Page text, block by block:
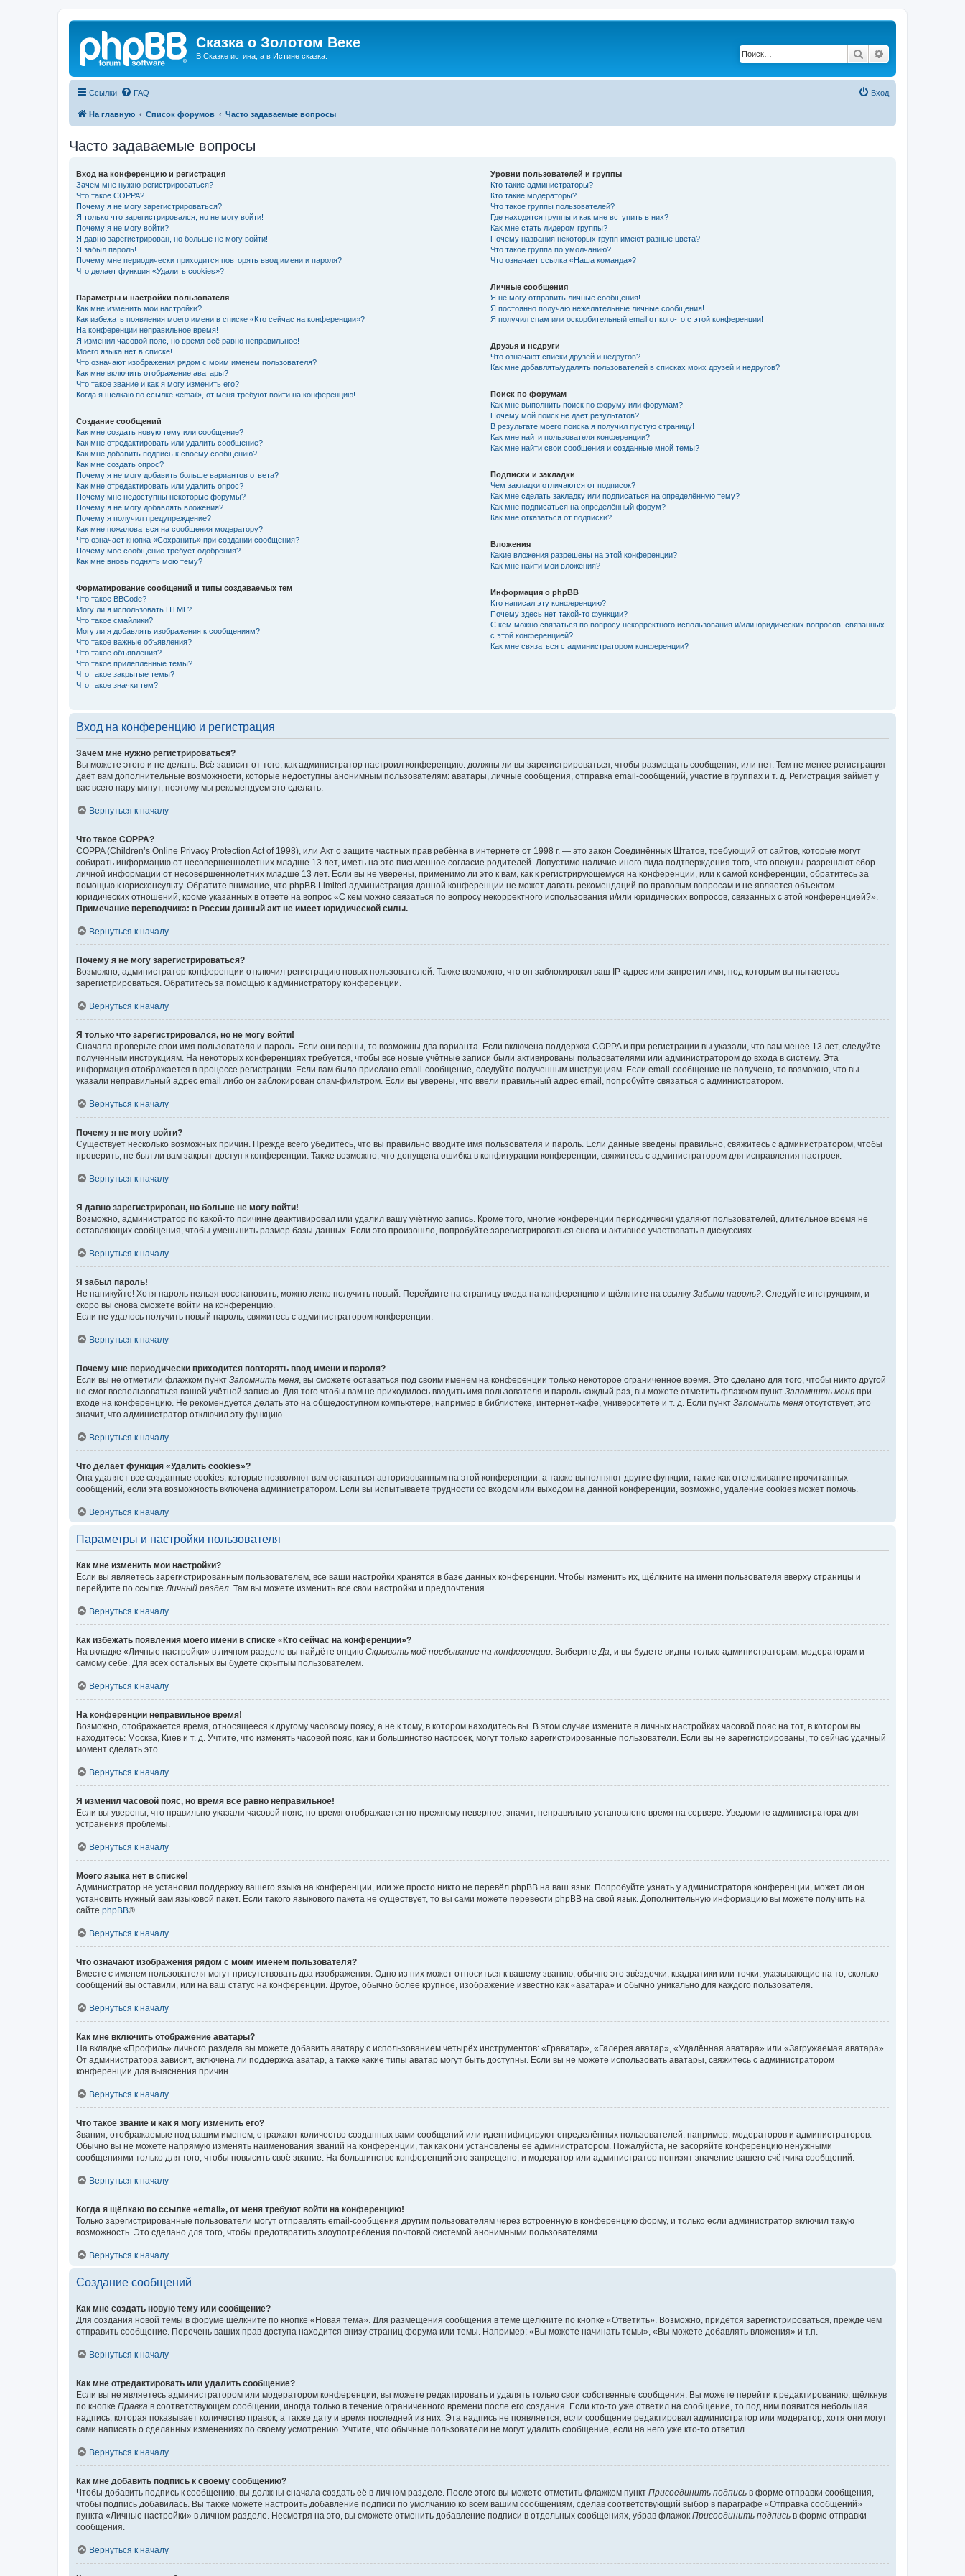
Сказка о Золотом Веке
В Сказке истина, а в Истине сказка. Поиск
Ссылки FAQ Вход
На главную Список форумов Часто задаваемые вопросы
Часто задаваемые вопросы
Вход на конференцию и регистрация
Зачем мне нужно регистрироваться?
Что такое COPPA?
Почему я не могу зарегистрироваться?
Я только что зарегистрировался, но не могу войти!
Почему я не могу войти?
Я давно зарегистрирован, но больше не могу войти!
Я забыл пароль!
Почему мне периодически приходится повторять ввод имени и пароля?
Что делает функция «Удалить cookies»?
Параметры и настройки пользователя
Как мне изменить мои настройки?
Как избежать появления моего имени в списке «Кто сейчас на конференции»?
На конференции неправильное время!
Я изменил часовой пояс, но время всё равно неправильное!
Моего языка нет в списке!
Что означают изображения рядом с моим именем пользователя?
Как мне включить отображение аватары?
Что такое звание и как я могу изменить его?
Когда я щёлкаю по ссылке «email», от меня требуют войти на конференцию!
Создание сообщений
Как мне создать новую тему или сообщение?
Как мне отредактировать или удалить сообщение?
Как мне добавить подпись к своему сообщению?
Как мне создать опрос?
Почему я не могу добавить больше вариантов ответа?
Как мне отредактировать или удалить опрос?
Почему мне недоступны некоторые форумы?
Почему я не могу добавлять вложения?
Почему я получил предупреждение?
Как мне пожаловаться на сообщения модератору?
Что означает кнопка «Сохранить» при создании сообщения?
Почему моё сообщение требует одобрения?
Как мне вновь поднять мою тему?
Форматирование сообщений и типы создаваемых тем
Что такое BBCode?
Могу ли я использовать HTML?
Что такое смайлики?
Могу ли я добавлять изображения к сообщениям?
Что такое важные объявления?
Что такое объявления?
Что такое прилепленные темы?
Что такое закрытые темы?
Что такое значки тем?
Уровни пользователей и группы
Кто такие администраторы?
Кто такие модераторы?
Что такое группы пользователей?
Где находятся группы и как мне вступить в них?
Как мне стать лидером группы?
Почему названия некоторых групп имеют разные цвета?
Что такое группа по умолчанию?
Что означает ссылка «Наша команда»?
Личные сообщения
Я не могу отправить личные сообщения!
Я постоянно получаю нежелательные личные сообщения!
Я получил спам или оскорбительный email от кого-то с этой конференции!
Друзья и недруги
Что означают списки друзей и недругов?
Как мне добавлять/удалять пользователей в списках моих друзей и недругов?
Поиск по форумам
Как мне выполнить поиск по форуму или форумам?
Почему мой поиск не даёт результатов?
В результате моего поиска я получил пустую страницу!
Как мне найти пользователя конференции?
Как мне найти свои сообщения и созданные мной темы?
Подписки и закладки
Чем закладки отличаются от подписок?
Как мне сделать закладку или подписаться на определённую тему?
Как мне подписаться на определённый форум?
Как мне отказаться от подписки?
Вложения
Какие вложения разрешены на этой конференции?
Как мне найти мои вложения?
Информация о phpBB
Кто написал эту конференцию?
Почему здесь нет такой-то функции?
С кем можно связаться по вопросу некорректного использования и/или юридических вопросов, связанных
с этой конференцией?
Как мне связаться с администратором конференции?
Вход на конференцию и регистрация
Зачем мне нужно регистрироваться?
Вы можете этого и не делать. Всё зависит от того, как администратор настроил конференцию: должны ли вы зарегистрироваться, чтобы размещать сообщения, или нет. Тем не менее регистрация
даёт вам дополнительные возможности, которые недоступны анонимным пользователям: аватары, личные сообщения, отправка email-сообщений, участие в группах и т. д. Регистрация займёт у
вас всего пару минут, поэтому мы рекомендуем это сделать.
Вернуться к началу
Что такое COPPA?
COPPA (Children’s Online Privacy Protection Act of 1998), или Акт о защите частных прав ребёнка в интернете от 1998 г. — это закон Соединённых Штатов, требующий от сайтов, которые могут
собирать информацию от несовершеннолетних младше 13 лет, иметь на это письменное согласие родителей. Допустимо наличие иного вида подтверждения того, что опекуны разрешают сбор
личной информации от несовершеннолетних младше 13 лет. Если вы не уверены, применимо ли это к вам, как к регистрирующемуся на конференции, или к самой конференции, обратитесь за
помощью к юрисконсульту. Обратите внимание, что phpBB Limited администрация данной конференции не может давать рекомендаций по правовым вопросам и не является объектом
юридических отношений, кроме указанных в ответе на вопрос «С кем можно связаться по вопросу некорректного использования и/или юридических вопросов, связанных с этой конференцией?».
Примечание переводчика: в России данный акт не имеет юридической силы.
Вернуться к началу
Почему я не могу зарегистрироваться?
Возможно, администратор конференции отключил регистрацию новых пользователей. Также возможно, что он заблокировал ваш IP-адрес или запретил имя, под которым вы пытаетесь
зарегистрироваться. Обратитесь за помощью к администратору конференции.
Вернуться к началу
Я только что зарегистрировался, но не могу войти!
Сначала проверьте свои имя пользователя и пароль. Если они верны, то возможны два варианта. Если включена поддержка COPPA и при регистрации вы указали, что вам менее 13 лет, следуйте
полученным инструкциям. На некоторых конференциях требуется, чтобы все новые учётные записи были активированы пользователями или администратором до входа в систему. Эта
информация отображается в процессе регистрации. Если вам было прислано email-сообщение, следуйте полученным инструкциям. Если email-сообщение не получено, то возможно, что вы
указали неправильный адрес email либо он заблокирован спам-фильтром. Если вы уверены, что ввели правильный адрес email, попробуйте связаться с администратором.
Вернуться к началу
Почему я не могу войти?
Существует несколько возможных причин. Прежде всего убедитесь, что вы правильно вводите имя пользователя и пароль. Если данные введены правильно, свяжитесь с администратором, чтобы
проверить, не был ли вам закрыт доступ к конференции. Также возможно, что допущена ошибка в конфигурации конференции, свяжитесь с администратором для исправления настроек.
Вернуться к началу
Я давно зарегистрирован, но больше не могу войти!
Возможно, администратор по какой-то причине деактивировал или удалил вашу учётную запись. Кроме того, многие конференции периодически удаляют пользователей, длительное время не
оставляющих сообщения, чтобы уменьшить размер базы данных. Если это произошло, попробуйте зарегистрироваться снова и активнее участвовать в дискуссиях.
Вернуться к началу
Я забыл пароль!
Не паникуйте! Хотя пароль нельзя восстановить, можно легко получить новый. Перейдите на страницу входа на конференцию и щёлкните на ссылку Забыли пароль? . Следуйте инструкциям, и
скоро вы снова сможете войти на конференцию.
Если не удалось получить новый пароль, свяжитесь с администратором конференции.
Вернуться к началу
Почему мне периодически приходится повторять ввод имени и пароля?
Если вы не отметили флажком пункт Запомнить меня , вы сможете оставаться под своим именем на конференции только некоторое ограниченное время. Это сделано для того, чтобы никто другой
не смог воспользоваться вашей учётной записью. Для того чтобы вам не приходилось вводить имя пользователя и пароль каждый раз, вы можете отметить флажком пункт Запомнить меня при
входе на конференцию. Не рекомендуется делать это на общедоступном компьютере, например в библиотеке, интернет-кафе, университете и т. д. Если пункт Запомнить меня отсутствует, это
значит, что администратор отключил эту функцию.
Вернуться к началу
Что делает функция «Удалить cookies»?
Она удаляет все созданные cookies, которые позволяют вам оставаться авторизованным на этой конференции, а также выполняют другие функции, такие как отслеживание прочитанных
сообщений, если эта возможность включена администратором. Если вы испытываете трудности со входом или выходом на данной конференции, возможно, удаление cookies может помочь.
Вернуться к началу
Параметры и настройки пользователя
Как мне изменить мои настройки?
Если вы являетесь зарегистрированным пользователем, все ваши настройки хранятся в базе данных конференции. Чтобы изменить их, щёлкните на имени пользователя вверху страницы и
перейдите по ссылке Личный раздел . Там вы можете изменить все свои настройки и предпочтения.
Вернуться к началу
Как избежать появления моего имени в списке «Кто сейчас на конференции»?
На вкладке «Личные настройки» в личном разделе вы найдёте опцию Скрывать моё пребывание на конференции . Выберите Да , и вы будете видны только администраторам, модераторам и
самому себе. Для всех остальных вы будете скрытым пользователем.
Вернуться к началу
На конференции неправильное время!
Возможно, отображается время, относящееся к другому часовому поясу, а не к тому, в котором находитесь вы. В этом случае измените в личных настройках часовой пояс на тот, в котором вы
находитесь: Москва, Киев и т. д. Учтите, что изменять часовой пояс, как и большинство настроек, могут только зарегистрированные пользователи. Если вы не зарегистрированы, то сейчас удачный
момент сделать это.
Вернуться к началу
Я изменил часовой пояс, но время всё равно неправильное!
Если вы уверены, что правильно указали часовой пояс, но время отображается по-прежнему неверное, значит, неправильно установлено время на сервере. Уведомите администратора для
устранения проблемы.
Вернуться к началу
Моего языка нет в списке!
Администратор не установил поддержку вашего языка на конференции, или же просто никто не перевёл phpBB на ваш язык. Попробуйте узнать у администратора конференции, может ли он
установить нужный вам языковой пакет. Если такого языкового пакета не существует, то вы сами можете перевести phpBB на свой язык. Дополнительную информацию вы можете получить на
сайте phpBB®.
Вернуться к началу
Что означают изображения рядом с моим именем пользователя?
Вместе с именем пользователя могут присутствовать два изображения. Одно из них может относиться к вашему званию, обычно это звёздочки, квадратики или точки, указывающие на то, сколько
сообщений вы оставили, или на ваш статус на конференции. Другое, обычно более крупное, изображение известно как «аватара» и обычно уникально для каждого пользователя.
Вернуться к началу
Как мне включить отображение аватары?
На вкладке «Профиль» личного раздела вы можете добавить аватару с использованием четырёх инструментов: «Граватар», «Галерея аватар», «Удалённая аватара» или «Загружаемая аватара».
От администратора зависит, включена ли поддержка аватар, а также какие типы аватар могут быть доступны. Если вы не можете использовать аватары, свяжитесь с администратором
конференции для выяснения причин.
Вернуться к началу
Что такое звание и как я могу изменить его?
Звания, отображаемые под вашим именем, отражают количество созданных вами сообщений или идентифицируют определённых пользователей: например, модераторов и администраторов.
Обычно вы не можете напрямую изменять наименования званий на конференции, так как они установлены её администратором. Пожалуйста, не засоряйте конференцию ненужными
сообщениями только для того, чтобы повысить своё звание. На большинстве конференций это запрещено, и модератор или администратор понизят значение вашего счётчика сообщений.
Вернуться к началу
Когда я щёлкаю по ссылке «email», от меня требуют войти на конференцию!
Только зарегистрированные пользователи могут отправлять email-сообщения другим пользователям через встроенную в конференцию форму, и только если администратор включил такую
возможность. Это сделано для того, чтобы предотвратить злоупотребления почтовой системой анонимными пользователями.
Вернуться к началу
Создание сообщений
Как мне создать новую тему или сообщение?
Для создания новой темы в форуме щёлкните по кнопке «Новая тема». Для размещения сообщения в теме щёлкните по кнопке «Ответить». Возможно, придётся зарегистрироваться, прежде чем
отправить сообщение. Перечень ваших прав доступа находится внизу страниц форума или темы. Например: «Вы можете начинать темы», «Вы можете добавлять вложения» и т.п.
Вернуться к началу
Как мне отредактировать или удалить сообщение?
Если вы не являетесь администратором или модератором конференции, вы можете редактировать и удалять только свои собственные сообщения. Вы можете перейти к редактированию, щёлкнув
по кнопке Правка в соответствующем сообщении, иногда только в течение ограниченного времени после его создания. Если кто-то уже ответил на сообщение, то под ним появится небольшая
надпись, которая показывает количество правок, а также дату и время последней из них. Эта надпись не появляется, если сообщение редактировал администратор или модератор, хотя они могут
сами написать о сделанных изменениях по своему усмотрению. Учтите, что обычные пользователи не могут удалить сообщение, если на него уже кто-то ответил.
Вернуться к началу
Как мне добавить подпись к своему сообщению?
Чтобы добавить подпись к сообщению, вы должны сначала создать её в личном разделе. После этого вы можете отметить флажком пункт Присоединить подпись в форме отправки сообщения,
чтобы подпись добавилась. Вы также можете настроить добавление подписи по умолчанию ко всем вашим сообщениям, сделав соответствующий выбор в параграфе «Отправка сообщений»
пункта «Личные настройки» в личном разделе. Несмотря на это, вы сможете отменить добавление подписи в отдельных сообщениях, убрав флажок Присоединить подпись в форме отправки
сообщения.
Вернуться к началу